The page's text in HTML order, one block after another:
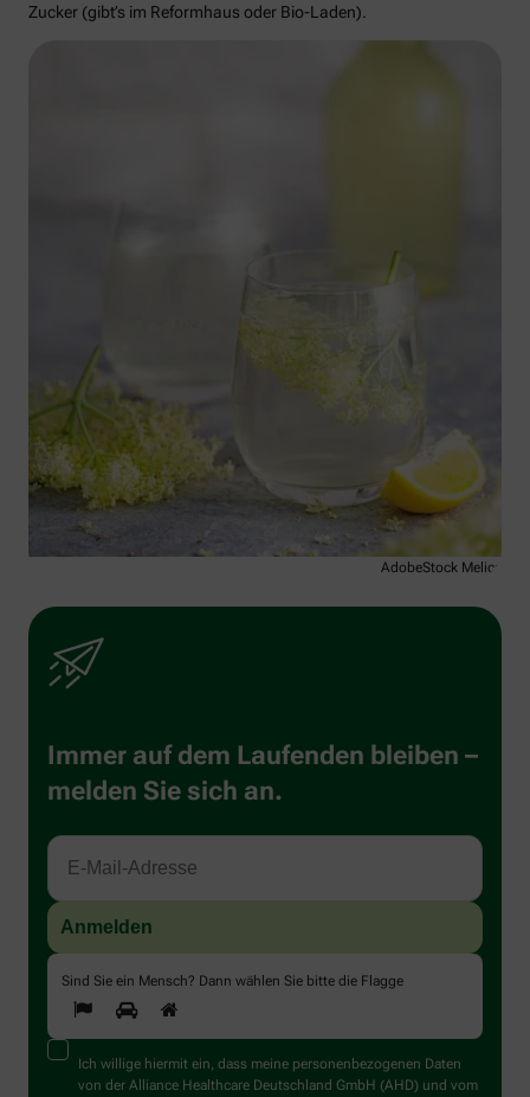
Zucker (gibt’s im Reformhaus oder Bio-Laden).
AdobeStock Melica
Immer auf dem Laufenden bleiben –
melden Sie sich an.
Sind Sie ein Mensch? Dann wählen Sie bitte die Flagge
Ich willige hiermit ein, dass meine personenbezogenen Daten
von der Alliance Healthcare Deutschland GmbH (AHD) und vom